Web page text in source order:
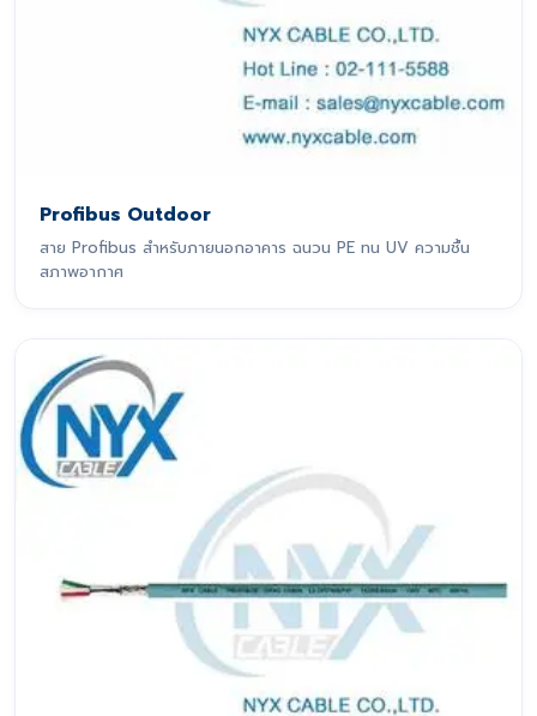
Profibus Outdoor
สาย Profibus สำหรับภายนอกอาคาร ฉนวน PE ทน UV ความชื้น
สภาพอากาศ